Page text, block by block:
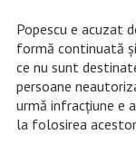
Popescu e acuzat
formă continuată
ce nu sunt
persoane
urmă infracțiune e
la folosirea